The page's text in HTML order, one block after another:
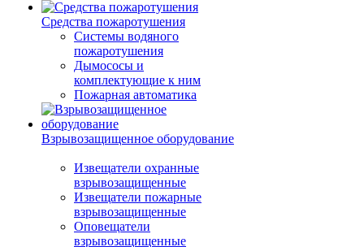
Средства пожаротушения
Системы водяного
пожаротушения
Дымососы и
комплектующие к ним
Пожарная автоматика
Взрывозащищенное оборудование
Извещатели охранные
взрывозащищенные
Извещатели пожарные
взрывозащищенные
Оповещатели
взрывозащищенные